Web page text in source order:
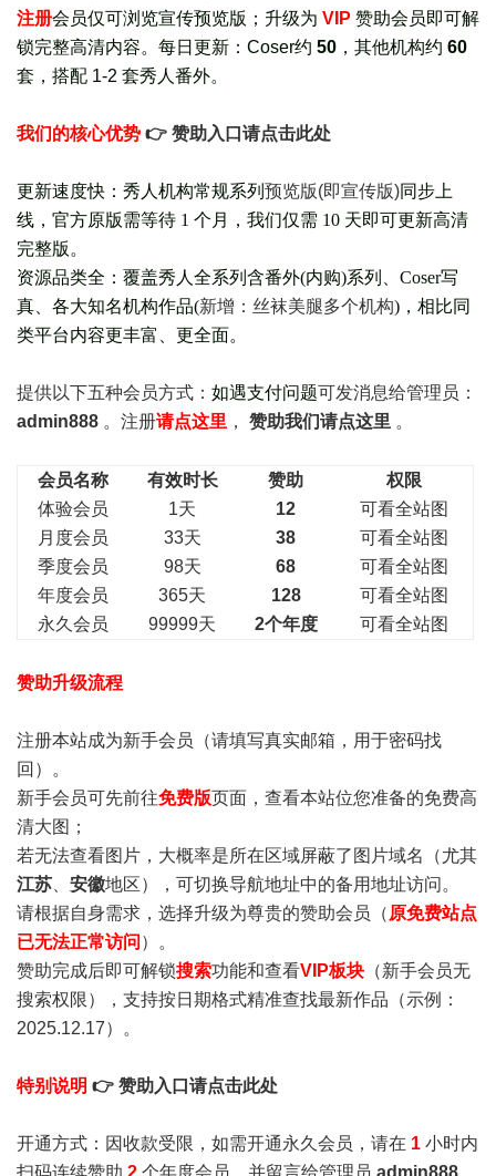
注册会员仅可浏览宣传预览版 ； 升级为 VIP 赞助会员即可解
锁完整高清内容。每日更新： Coser约 50 ，其他机构约 60
套， 搭配 1-2 套秀人番外。
我们的核心优势 👉 赞助入口请点击此处
更新速度快：秀人机构常规系列 预览版(即宣传版)同步上
线，官方原版需等待 1 个月，我们仅需 10 天即可更新高清
完整版。
资源品类全：覆盖秀人全系列含番外(内购)系列、Coser写
真、各大知名机构作品(新增：丝袜美腿多个机构)，相比同
类平台内容更丰富、更全面。
提供以下五种会员方式： 如遇支付问题可发消息给管理员：
admin888 。注册请点这里 ， 赞助我们请点这里 。
会员名称 有效时长 赞助
权限
体验会员
1天 12
可看全站图
月度会员
33天 38
可看全站图
季度会员
98天 68
可看全站图
年度会员
365天 128
可看全站图
永久会员
99999天 2个年度 可看全站图
赞助升级流程
注册本站成为新手会员 （请填写真实邮箱，用于密码找
回）。
新手会员可先前往免费版页面，查看本站位您准备的免费高
清大图；
若无法查看图片，大概率是所在区域屏蔽了图片域名（尤其
江苏
安徽地区），可切换导航地址中的备用地址访问。
请根据自身需求，选择升级为尊贵的赞助会员（ 原免费站点
已无法正常访问 ）。
赞助完成后即可解锁搜索功能和查看VIP板块 （新手会员无
搜索权限），支持按日期格式精准查找最新作品（示例：
2025.12.17）。
特别说明 👉 赞助入口请点击此处
开通方式：因收款受限，如需开通永久会员，请在 1 小时内
扫码连续赞助 2 个年度会员，并留言给管理员 admin888